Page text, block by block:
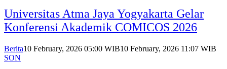
Universitas Atma Jaya Yogyakarta Gelar
Konferensi Akademik COMICOS 2026
Berita10 February, 2026 05:00 WIB10 February, 2026 11:07 WIB
SON